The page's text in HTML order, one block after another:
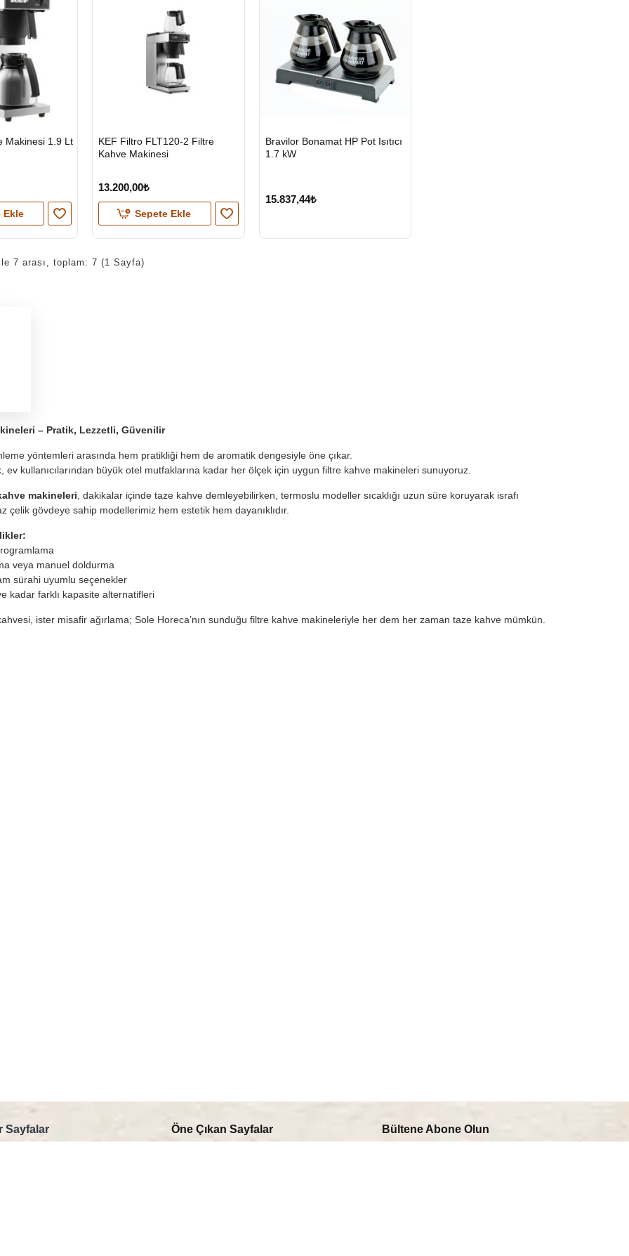
– Pratik, Lezzetli, Güvenilir
yöntemleri arasında hem pratikliği hem de aromatik dengesiyle öne çıkar.
ev kullanıcılarından büyük otel mutfaklarına kadar her ölçek için uygun filtre kahve makineleri sunuyoruz.
makineleri , dakikalar içinde taze kahve demleyebilirken, termoslu modeller sıcaklığı uzun süre koruyarak israfı
çelik gövdeye sahip modellerimiz hem estetik hem dayanıklıdır.
veya manuel doldurma
sürahi uyumlu seçenekler
kadar farklı kapasite alternatifleri
ister misafir ağırlama; Sole Horeca’nın sunduğu filtre kahve makineleriyle her dem her zaman taze kahve mümkün.
Makinesi 1.9 Lt
Ekle
KARGO
GÖNDERİ
KEF Filtro FLT120-2 Filtre
Kahve Makinesi
13.200,00₺
Sepete Ekle
Bravilor Bonamat HP Pot Isıtıcı
1.7 kW
15.837,44₺
7 arası, toplam: 7 (1 Sayfa)
Sayfalar Öne Çıkan Sayfalar Bültene Abone Olun